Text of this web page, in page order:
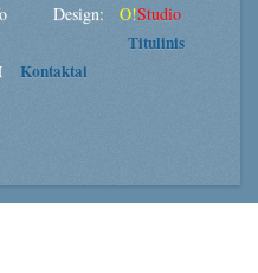
Design: O!Studio
Titulinis
Kontaktai